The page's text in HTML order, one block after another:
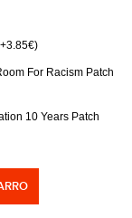
For Racism Patch
10 Years Patch